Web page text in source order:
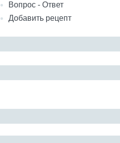
Вопрос - Ответ
Добавить рецепт